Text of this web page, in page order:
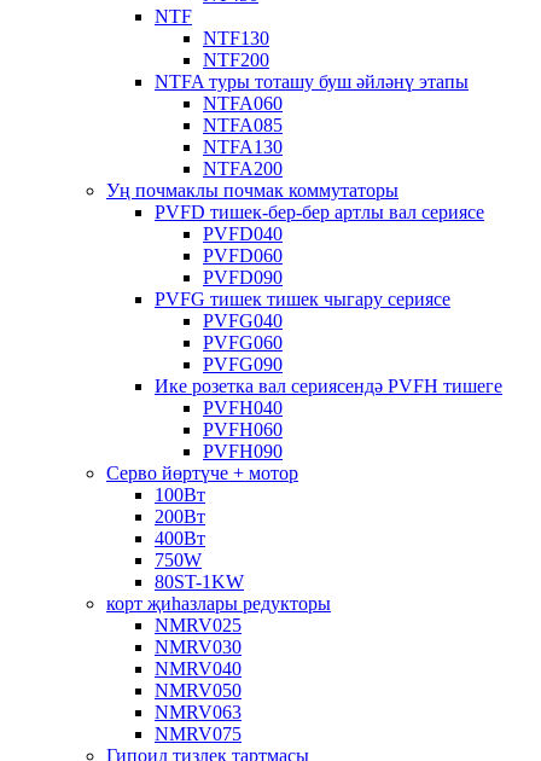
NTF
NTF130
NTF200
NTFA туры тоташу буш әйләнү этапы
NTFA060
NTFA085
NTFA130
NTFA200
Уң почмаклы почмак коммутаторы
PVFD тишек-бер-бер артлы вал сериясе
PVFD040
PVFD060
PVFD090
PVFG тишек тишек чыгару сериясе
PVFG040
PVFG060
PVFG090
Ике розетка вал сериясендә PVFH тишеге
PVFH040
PVFH060
PVFH090
Серво йөртүче + мотор
100Вт
200Вт
400Вт
750W
80ST-1KW
корт җиһазлары редукторы
NMRV025
NMRV030
NMRV040
NMRV050
NMRV063
NMRV075
Гипоид тизлек тартмасы